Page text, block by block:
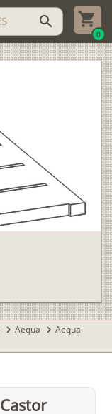
search
0
chevron_right Aequa chevron_right Aequa